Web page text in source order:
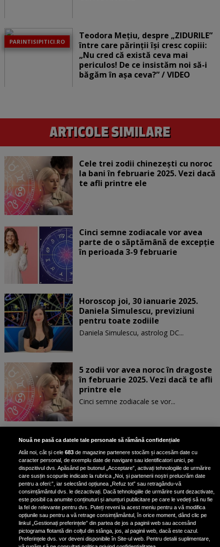
PARINTISIPITICI.RO
Teodora Mețiu, despre „ZIDURILE”
între care părinții își cresc copiii:
„Nu cred că există ceva mai
periculos! De ce insistăm noi să-i
băgăm în așa ceva?” / VIDEO
Cele trei zodii chinezești cu noroc
la bani în februarie 2025. Vezi dacă
te afli printre ele
Cinci semne zodiacale vor avea
parte de o săptămână de excepție
în perioada 3-9 februarie
Horoscop joi, 30 ianuarie 2025.
Daniela Simulescu, previziuni
pentru toate zodiile
Daniela Simulescu, astrolog DC...
5 zodii vor avea noroc în dragoste
în februarie 2025. Vezi dacă te afli
printre ele
Cinci semne zodiacale se vor...
Patru zodii primesc un mesaj
special de la Univers pe 30
ianuarie. Vezi dacă te afli printre
ele
3 zodii ale căror dorințe devin
realitate pe 29 ianuarie 2025. Vezi
dacă te afli printre cei norocoși
Nouă ne pasă ca datele tale personale să rămână confidențiale
Atât noi, cât și cele683 de magazine partenere stocăm și accesăm date cu
caracter personal, de exemplu date de navigare sau identificatori unici, pe
dispozitivul dvs. Apăsând pe butonul „Acceptare”, activați tehnologiile de urmărire
care susțin scopurile indicate la rubrica „Noi, și partenerii noștri prelucrăm date
pentru a oferi:”, iar selectând opțiunea „Refuz tot” sau retragându-vă
consimțământul dvs. le dezactivați. Dacă tehnologiile de urmărire sunt dezactivate,
este posibil ca anumite conținuturi și anunțuri publicitare pe care le vedeți să nu fie
la fel de relevante pentru dvs. Puteți reveni la acest meniu pentru a vă modifica
opțiunile sau pentru a vă retrage consimțământul, în orice moment, dând clic pe
linkul „Gestionați preferințele” din partea de jos a paginii web sau accesând
pictograma flotantă din colțul din stânga, jos, al paginii web, dacă este cazul.
Preferințele dvs. vor deveni disponibile în Site-ul web. Pentru detalii suplimentare,